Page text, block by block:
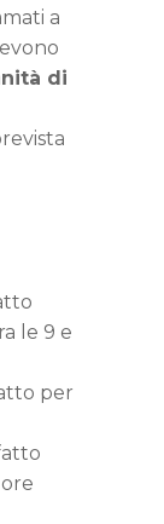
a
di
le 9 e
per